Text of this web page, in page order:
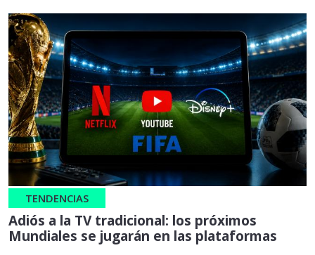
TENDENCIAS
Adiós a la TV tradicional: los próximos
Mundiales se jugarán en las plataformas